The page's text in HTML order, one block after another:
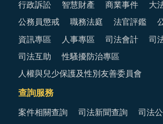
行政訴訟 智慧財產 商業事件 大
公務員懲戒 職務法庭 法官評鑑
資訊專區 人事專區 司法會計 司
司法互助 性騷擾防治專區
人權與兒少保護及性別友善委員會
查詢服務
案件相關查詢 司法新聞查詢 司法